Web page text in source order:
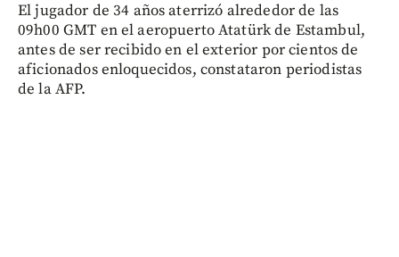
El jugador de 34 años aterrizó alrededor de las
09h00 GMT en el aeropuerto Atatürk de Estambul,
antes de ser recibido en el exterior por cientos de
aficionados enloquecidos, constataron periodistas
de la AFP.